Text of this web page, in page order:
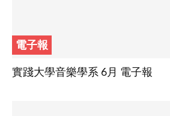
電子報
實踐大學音樂學系 6月 電子報